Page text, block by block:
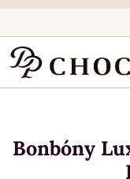
Bonbóny